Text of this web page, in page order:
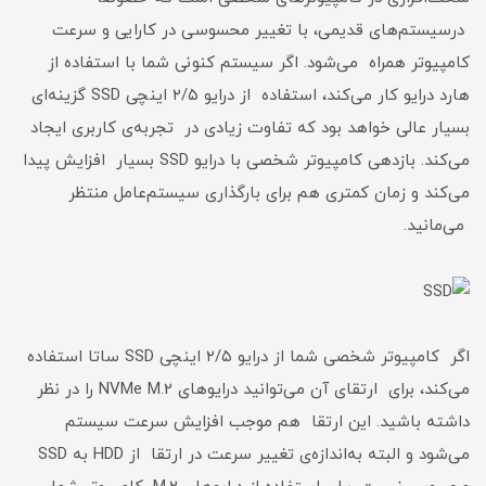
درسیستم‌‌های قدیمی، با تغییر محسوسی در کارایی و سرعت
کامپیوتر همراه می‌شود. اگر سیستم کنونی شما با استفاده از
هارد درایو کار می‌کند، استفاده از درایو ۲/۵ اینچی SSD گزینه‌ای
بسیار عالی خواهد بود که تفاوت زیادی در تجربه‌ی کاربری ایجاد
می‌کند. بازدهی کامپیوتر شخصی با درایو SSD بسیار افزایش پیدا
می‌کند و زمان کمتری هم برای بارگذاری سیستم‌عامل منتظر
می‌مانید.
اگر کامپیوتر شخصی شما از درایو ۲/۵ اینچی SSD ساتا استفاده
می‌کند، برای ارتقای آن می‌توانید درایوهای NVMe M.2 را در نظر
داشته باشید. این ارتقا هم موجب افزایش سرعت سیستم
می‌شود و البته به‌اندازه‌ی تغییر سرعت در ارتقا از HDD به SSD